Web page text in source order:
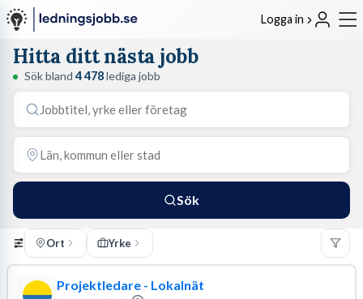
Logga in
Hitta ditt nästa jobb
Sök bland 4 478lediga jobb
Sök
Ort Yrke
Projektledare - Lokalnät